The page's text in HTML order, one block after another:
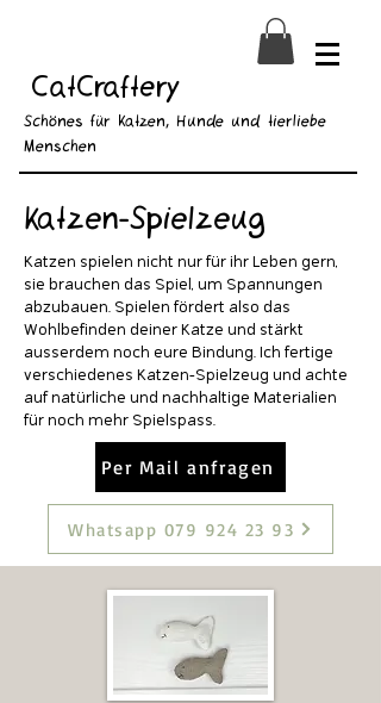
CatCraftery
Schönes für Katzen, Hunde und tierliebe
Menschen
Katzen-Spielzeug
Katzen spielen nicht nur für ihr Leben gern,
sie brauchen das Spiel, um Spannungen
abzubauen. Spielen fördert also das
Wohlbefinden deiner Katze und stärkt
ausserdem noch eure Bindung. Ich fertige
verschiedenes Katzen-Spielzeug und achte
auf natürliche und nachhaltige Materialien
für noch mehr Spielspass.
Per Mail anfragen
Whatsapp 079 924 23 93